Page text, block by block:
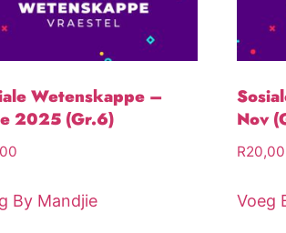
Wetenskappe –
2025 (Gr.6)
By Mandjie
Nov
R20,00
Voeg